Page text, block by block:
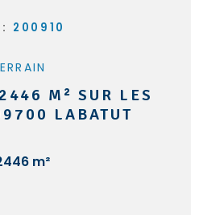
200910
M² SUR LES
LABATUT
m²